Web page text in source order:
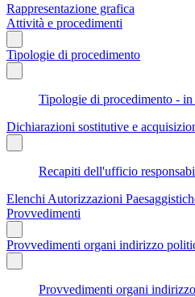
Rappresentazione grafica
Attività e procedimenti
Tipologie di procedimento
Tipologie di procedimento -
Dichiarazioni sostitutive e
Recapiti dell'ufficio
Elenchi Autorizzazioni
Provvedimenti
Provvedimenti organi indirizzo
Provvedimenti organi